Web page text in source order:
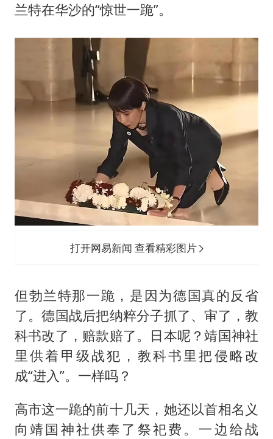
兰特在华沙的“惊世一跪”。
打开网易新闻 查看精彩图片
但勃兰特那一跪，是因为德国真的反省
了。德国战后把纳粹分子抓了、审了，教
科书改了，赔款赔了。日本呢？靖国神社
里供着甲级战犯，教科书里把侵略改
成“进入”。一样吗？
高市这一跪的前十几天，她还以首相名义
向靖国神社供奉了祭祀费。一边给战